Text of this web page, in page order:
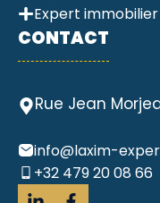
Expert
CONTACT
Rue Jean
info@laxim-
+32 479 20 08 66